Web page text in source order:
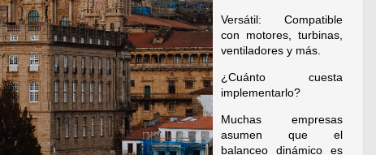
Versátil: Compatible
con motores, turbinas,
ventiladores y más.
¿Cuánto cuesta
implementarlo?
Muchas empresas
asumen que el
balanceo dinámico es